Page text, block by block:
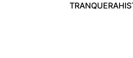
TRANQUERA